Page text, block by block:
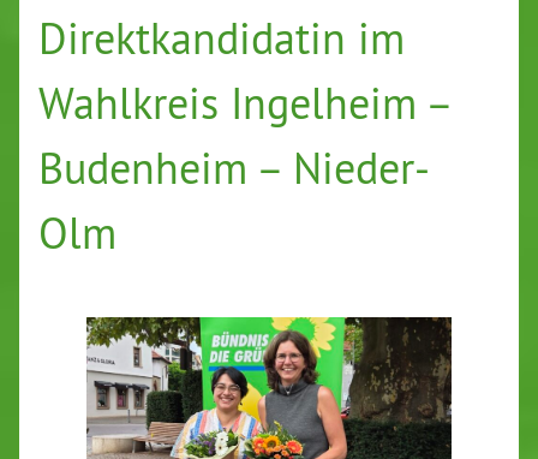
Direktkandidatin im
Wahlkreis Ingelheim –
Budenheim – Nieder-
Olm